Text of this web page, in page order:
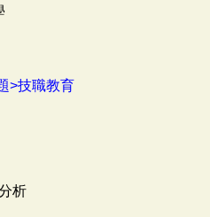
>技職教育
析